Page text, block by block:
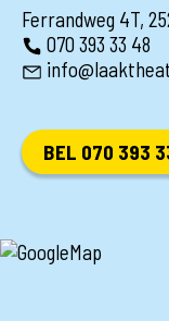
Ferrandweg 4T,
070 393 33 48
BEL 070 393